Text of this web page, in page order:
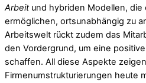
Arbeitund hybriden Modellen, die
ermöglichen, ortsunabhängig zu
Arbeitswelt rückt zudem das
den Vordergrund, um eine
schaffen. All diese Aspekte
Firmenumstrukturierungen heute